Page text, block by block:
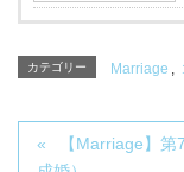
カテゴリー Marriage ,
【Marriage】